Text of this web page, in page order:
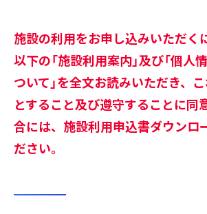
施設の利用をお申し込みいただく
以下の「施設利用案内」及び「個人
ついて」を全文お読みいただき、
とすること及び遵守することに同
合には、施設利用申込書ダウンロ
ださい。